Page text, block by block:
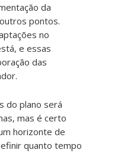
da
pontos.
no
e essas
das
do plano será
mas é certo
horizonte de
quanto tempo